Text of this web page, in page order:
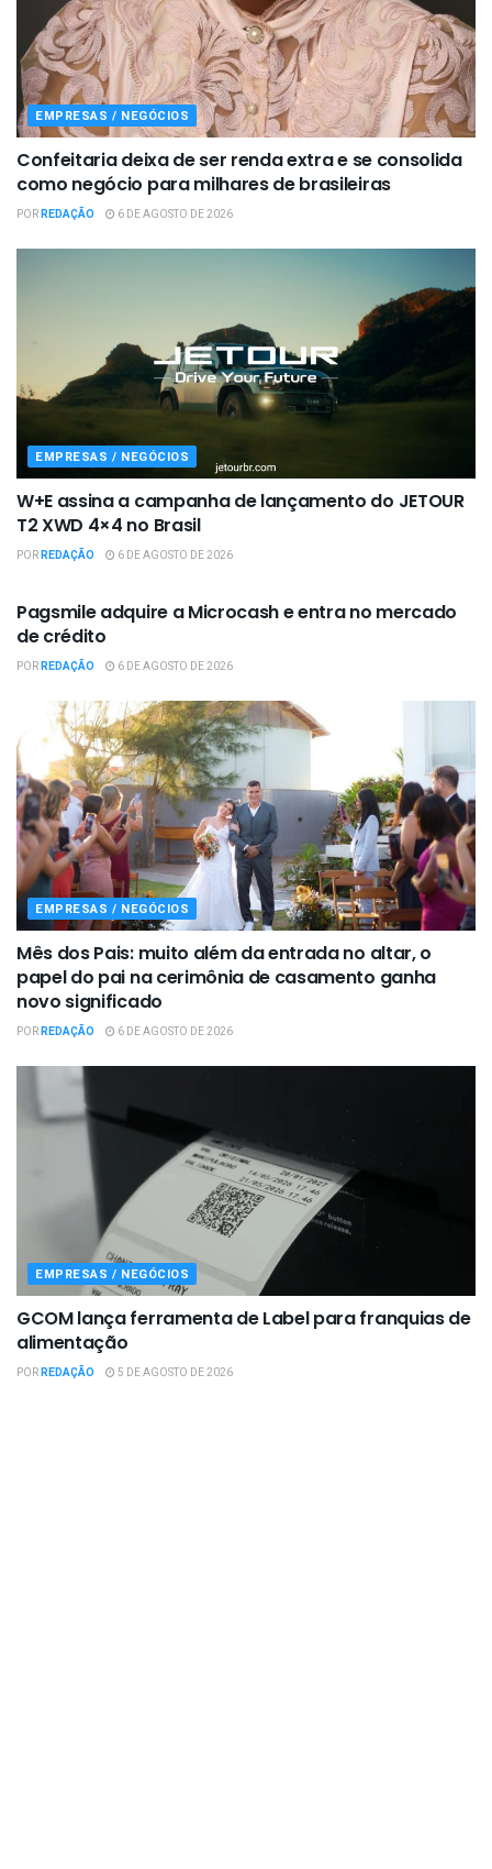
EMPRESAS / NEGÓCIOS
Confeitaria deixa de ser renda extra e se consolida
como negócio para milhares de brasileiras
PORREDAÇÃO 6 DE AGOSTO DE 2026
EMPRESAS / NEGÓCIOS
W+E assina a campanha de lançamento do JETOUR
T2 XWD 4×4 no Brasil
PORREDAÇÃO 6 DE AGOSTO DE 2026
Pagsmile adquire a Microcash e entra no mercado
de crédito
PORREDAÇÃO 6 DE AGOSTO DE 2026
EMPRESAS / NEGÓCIOS
Mês dos Pais: muito além da entrada no altar, o
papel do pai na cerimônia de casamento ganha
novo significado
PORREDAÇÃO 6 DE AGOSTO DE 2026
EMPRESAS / NEGÓCIOS
GCOM lança ferramenta de Label para franquias de
alimentação
PORREDAÇÃO 5 DE AGOSTO DE 2026